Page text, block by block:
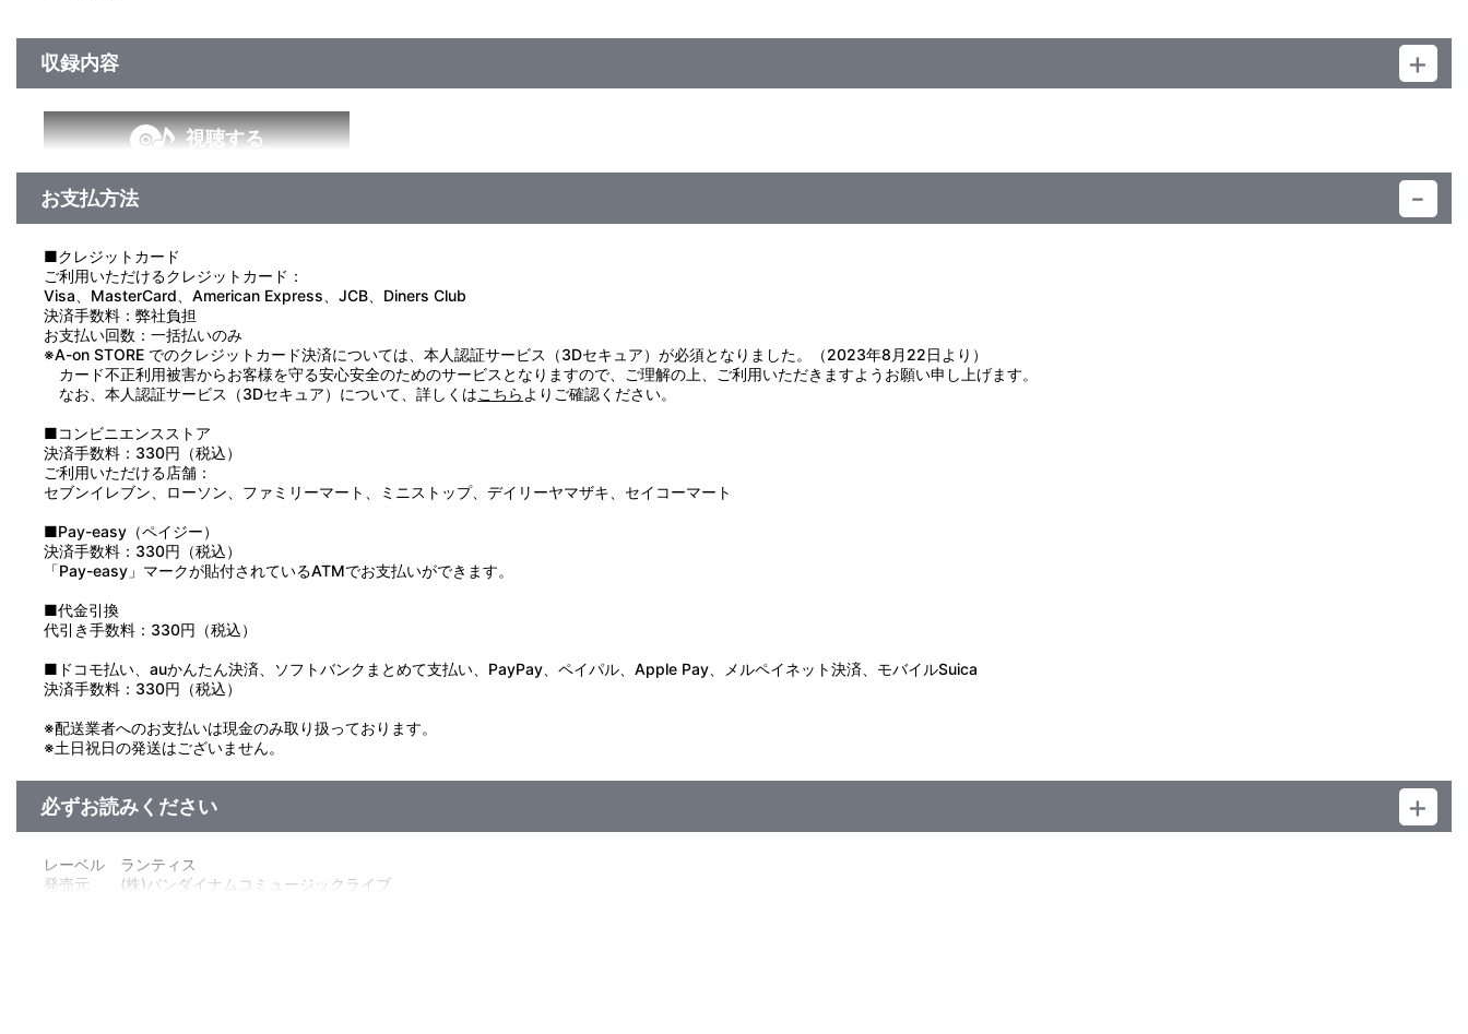
収録内容
視聴する
＜収録曲＞
2：二代目第二文芸部：：君のＴｕｒｎ！
3：二代目第二文芸部：：Ｗｉｓｈｅｓ
4：ＳＵＰＥＲ ＲＯＣＫ’Ｎ’ＲＯＬＬＥＲＳ：：Ｂａｄ ｔｒｉｐ ｄｉｖｅ
5：第二文芸部：：Ｒｏｃｋ’ｎ’Ｒｏｌｌ Ｎｅｖｅｒ Ｄｉｅ
6：第二文芸部：：Ｎ．Ａ．Ｔ．Ｓ．Ｕ
7：第二文芸部：：Ｒａｄｉｏ ｄ２ｂ ｏｎ ＡＩＲ
8：第二文芸部：：Ｙｏｕ＆Ｉ＆Ｙｏｕ，Ｙｏｕ，Ｙｏｕ！
9：第二文芸部：：Ｎｅｖｅｒ Ｅｎｄｉｎｇ
10：アンコール：：キラ★キラ～ＡＬＬ ＳＴＡＲ～
お支払方法
■クレジットカード
ご利用いただけるクレジットカード：
Visa、MasterCard、American Express、JCB、Diners Club
決済手数料：弊社負担
お支払い回数：一括払いのみ
※A-on STORE でのクレジットカード決済については、本人認証サービス（3Dセキュア）が必須となりました。（2023年8月22日より）
カード不正利用被害からお客様を守る安心安全のためのサービスとなりますので、ご理解の上、ご利用いただきますようお願い申し上げます。
なお、本人認証サービス（3Dセキュア）について、詳しくはこちら よりご確認ください。
■コンビニエンスストア
決済手数料：330円（税込）
ご利用いただける店舗：
セブンイレブン、ローソン、ファミリーマート、ミニストップ、デイリーヤマザキ、セイコーマート
■Pay-easy（ペイジー）
決済手数料：330円（税込）
「Pay-easy」マークが貼付されているATMでお支払いができます。
■代金引換
代引き手数料：330円（税込）
■ドコモ払い、auかんたん決済、ソフトバンクまとめて支払い、PayPay、ペイパル、Apple Pay、メルペイネット決済、モバイルSuica
決済手数料：330円（税込）
※配送業者へのお支払いは現金のみ取り扱っております。
※土日祝日の発送はございません。
必ずお読みください
レーベル ランティス
発売元 (株)バンダイナムコミュージックライブ